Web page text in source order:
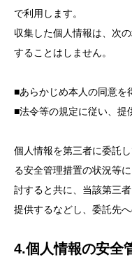
で利用します。
収集した個人情報は、次
することはしません。
■あらかじめ本人の同意を
■法令等の規定に従い、提
個人情報を第三者に委託
る安全管理措置の状況等
討すると共に、当該第三
提供するなどし、委託先
4.個人情報の安全